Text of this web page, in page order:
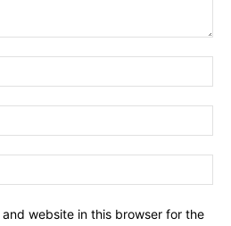
and website in this browser for the